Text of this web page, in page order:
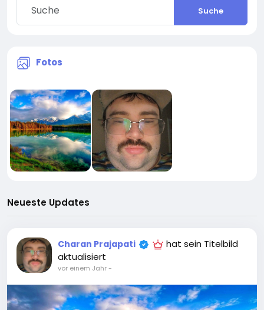
Suche
Fotos
Neueste Updates
Charan Prajapati
hat sein Titelbild
aktualisiert
vor einem Jahr-